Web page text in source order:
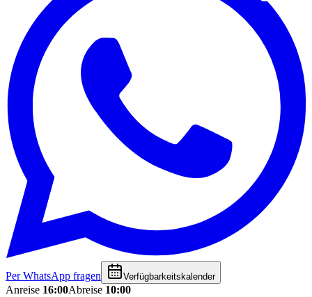
Per WhatsApp fragen Verfügbarkeitskalender
Anreise 16:00Abreise 10:00